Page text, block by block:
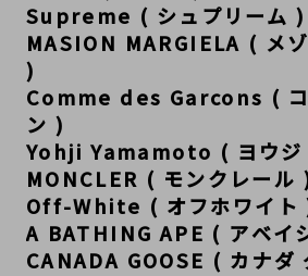
Supreme ( シュプリーム )
MASION MARGIELA ( メ
)
Comme des Garcons ( コ
ン )
Yohji Yamamoto ( ヨウジ
MONCLER ( モンクレール
Off-White ( オフホワイト
A BATHING APE ( アベイ
CANADA GOOSE ( カナダ